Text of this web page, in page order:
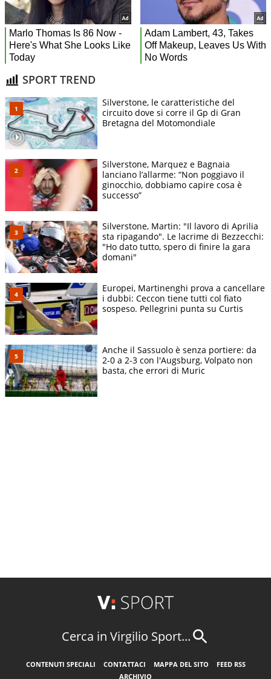
SPORT TREND
Silverstone, le caratteristiche del
circuito dove si corre il Gp di Gran
Bretagna del Motomondiale
Silverstone, Marquez e Bagnaia
lanciano l’allarme: “Non poggiavo il
ginocchio, dobbiamo capire cosa è
successo”
Silverstone, Martin: "Il lavoro di Aprilia
sta ripagando". Le lacrime di Bezzecchi:
"Ho dato tutto, spero di finire la gara
domani"
Europei, Martinenghi prova a cancellare
i dubbi: Ceccon tiene tutti col fiato
sospeso. Pellegrini punta su Curtis
Anche il Sassuolo è senza portiere: da
2-0 a 2-3 con l'Augsburg, Volpato non
basta, che errori di Muric
Cerca in Virgilio Sport...
CONTENUTI SPECIALI CONTATTACI MAPPA DEL SITO
FEED RSS
ARCHIVIO